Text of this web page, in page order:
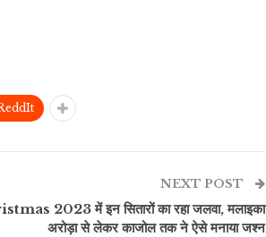
NEXT POST
2023 में इन सितारों का रहा जलवा, मलाइका
अरोड़ा से लेकर काजोल तक ने ऐसे मनाया जश्न